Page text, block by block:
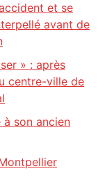
et se
avant de
» : après
centre-ville de
son ancien